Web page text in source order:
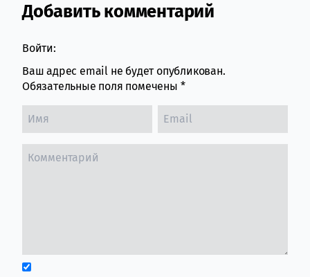
Comment section
Добавить комментарий
Войти:
Ваш адрес email не будет опубликован.
Обязательные поля помечены *